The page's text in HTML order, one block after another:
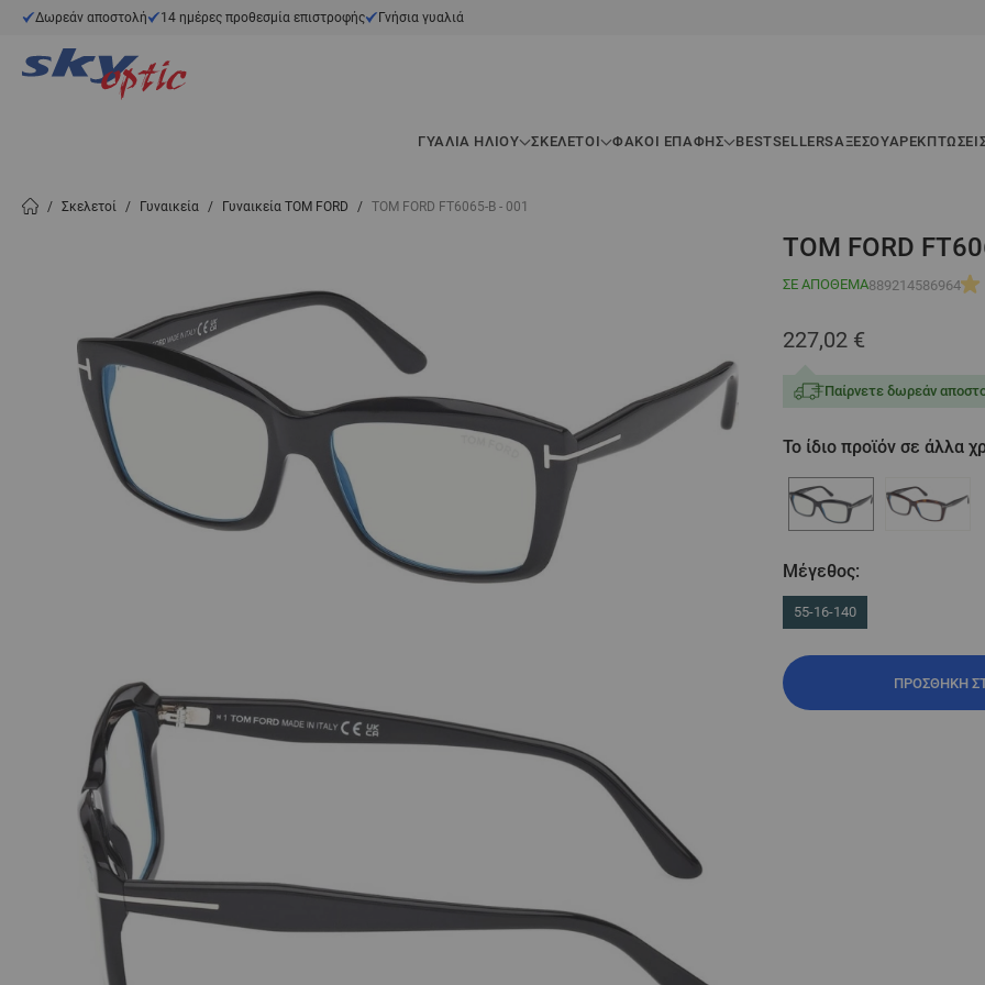
Μετάβαση στο περιεχόμενο
Δωρεάν αποστολή 14 ημέρες προθεσμία επιστροφής Γνήσια γυαλιά
ΓΥΑΛΙΆ ΗΛΊΟΥ ΣΚΕΛΕΤΟΊ ΦΑΚΟΙ ΕΠΑΦΗΣ BESTSELLERSΑΞΕΣΟΥΆΡ
/ Σκελετοί / Γυναικεία / Γυναικεία TOM FORD / TOM FORD FT6065-B - 001
TOM FORD
ΣΕ ΑΠΌΘΕΜΑ889214586964
227,02 €
Παίρνετε δωρεάν
Το ίδιο προϊόν σε άλλα
Μέγεθος:
55-16-140
ΠΡΟΣΘΉΚΗ